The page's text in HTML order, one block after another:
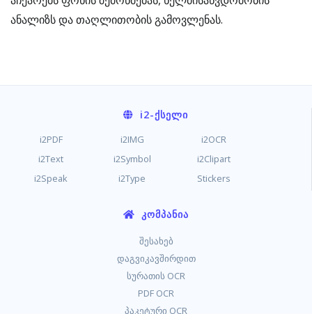
ანალიზს და თაღლითობის გამოვლენას.
i2-ᲥᲡᲔᲚᲘ
i2PDF i2IMG
i2OCR
i2Text
i2Symbol
i2Clipart
i2Speak
i2Type Stickers
ᲙᲝᲛᲞᲐᲜᲘᲐ
შესახებ
დაგვიკავშირდით
სურათის OCR
PDF OCR
პაკეტური OCR